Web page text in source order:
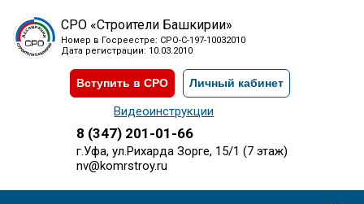
СРО «Строители Башкирии»
Номер в Госреестре: СРО-С-197-10032010
Дата регистрации: 10.03.2010
Вступить в СРО Личный кабинет
Видеоинструкции
8 (347) 201-01-66
г.Уфа, ул.Рихарда Зорге, 15/1 (7 этаж)
nv@komrstroy.ru